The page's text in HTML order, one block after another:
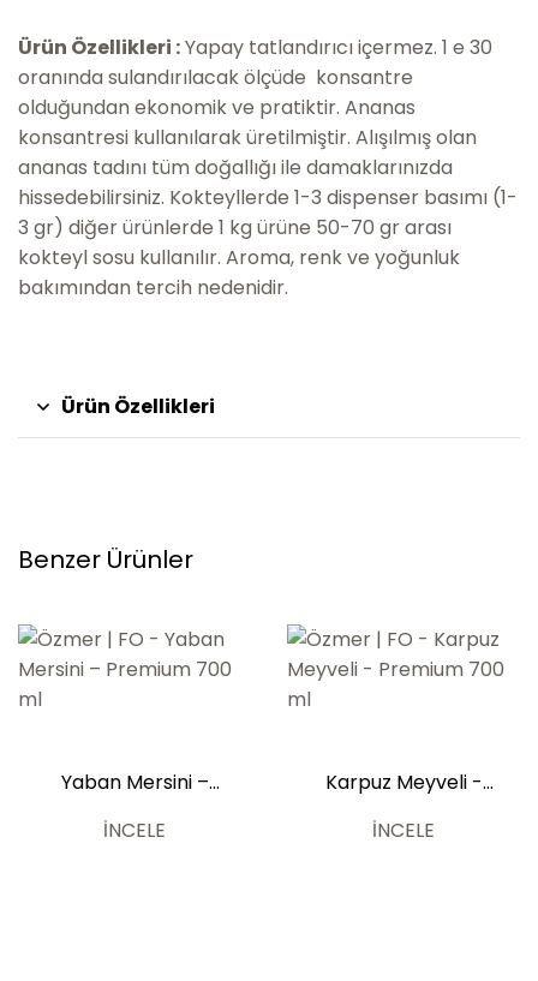
Ürün Özellikleri :Yapay tatlandırıcı içermez. 1 e 30
oranında sulandırılacak ölçüde konsantre
olduğundan ekonomik ve pratiktir. Ananas
konsantresi kullanılarak üretilmiştir. Alışılmış olan
ananas tadını tüm doğallığı ile damaklarınızda
hissedebilirsiniz. Kokteyllerde 1-3 dispenser basımı (1-
3 gr) diğer ürünlerde 1 kg ürüne 50-70 gr arası
kokteyl sosu kullanılır. Aroma, renk ve yoğunluk
bakımından tercih nedenidir.
Ürün Özellikleri
Benzer Ürünler
Yaban Mersini –
İNCELE
Karpuz Meyveli -
İNCELE